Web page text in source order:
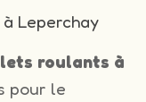
Leperchay
roulants à
pour le